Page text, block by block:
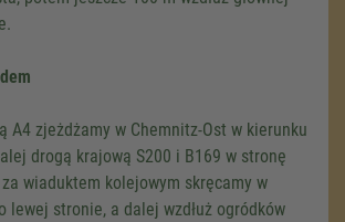
A4 zjeżdżamy w Chemnitz-Ost w kierunku
drogą krajową S200 i B169 w stronę
wiaduktem kolejowym skręcamy w
lewej stronie, a dalej wzdłuż ogródków